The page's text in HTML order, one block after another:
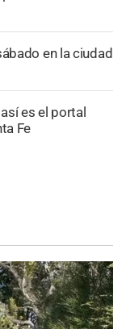
en la ciudad
es el portal
Fe